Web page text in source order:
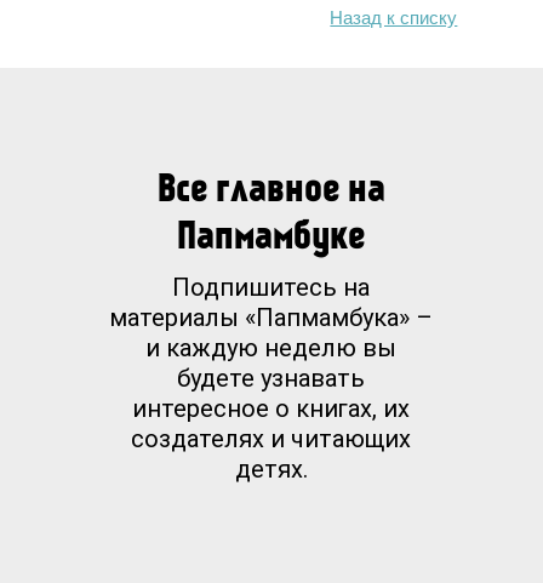
Назад к списку
Все главное на
Папмамбуке
Подпишитесь на
материалы «Папмамбука» –
и каждую неделю вы
будете узнавать
интересное о книгах, их
создателях и читающих
детях.